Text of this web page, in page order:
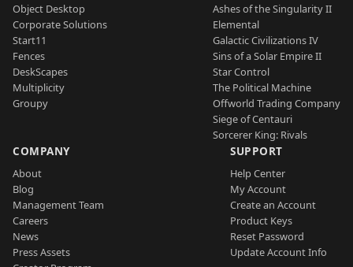
Object Desktop
Corporate Solutions
Start11
Fences
DeskScapes
Multiplicity
Groupy
Ashes of the Singularity II
Elemental
Galactic Civilizations IV
Sins of a Solar Empire II
Star Control
The Political Machine
Offworld Trading Company
Siege of Centauri
Sorcerer King: Rivals
COMPANY
About
Blog
Management Team
Careers
News
Press Assets
SUPPORT
Help Center
My Account
Create an Account
Product Keys
Reset Password
Update Account Info